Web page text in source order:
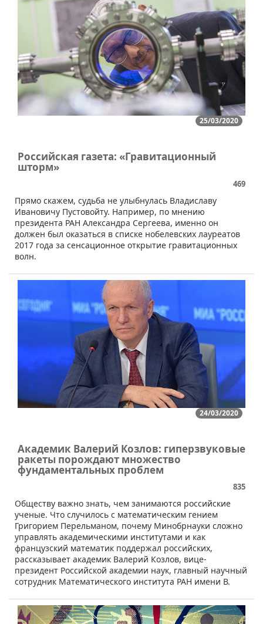
25/03/2020
Российская газета: «Гравитационный
шторм»
469
​​Прямо скажем, судьба не улыбнулась Владиславу
Ивановичу Пустовойту. Например, по мнению
президента РАН Александра Сергеева, именно он
должен был оказаться в списке нобелевских лауреатов
2017 года за сенсационное открытие гравитационных
волн.
24/03/2020
Академик Валерий Козлов: гиперзвуковые
ракеты порождают множество
фундаментальных проблем
835
​Обществу важно знать, чем занимаются российские
ученые. Что случилось с математическим гением
Григорием Перельманом, почему Минобрнауки сложно
управлять академическими институтами и как
французский математик поддержал российских,
рассказывает академик Валерий Козлов, вице-
президент Российской академии наук, главный научный
сотрудник Математического института РАН имени В.